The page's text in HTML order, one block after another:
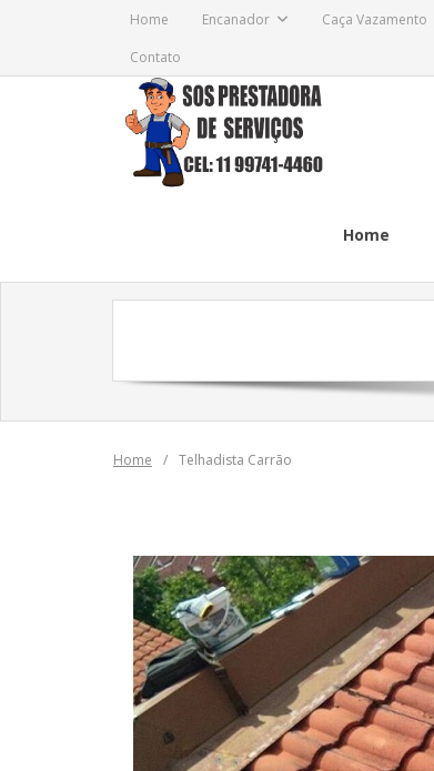
Home Encanador Caça Vazamento
Contato
Home
Home / Telhadista Carrão